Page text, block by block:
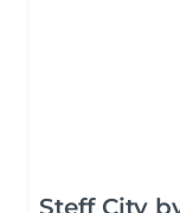
Steff City